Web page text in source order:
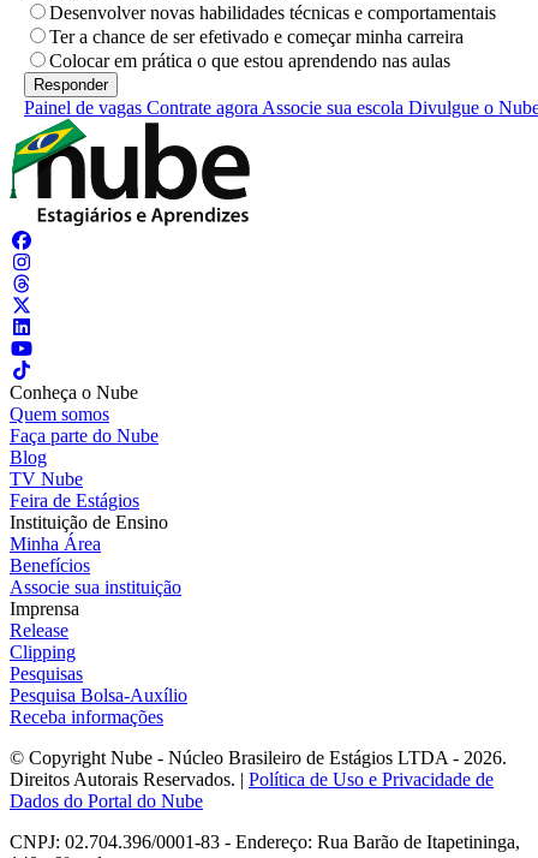
Desenvolver novas habilidades técnicas e comportamentais
Ter a chance de ser efetivado e começar minha carreira
Colocar em prática o que estou aprendendo nas aulas
Painel de vagas Contrate agora Associe sua escola Divulgue o
Conheça o Nube
Quem somos
Faça parte do Nube
Blog
TV Nube
Feira de Estágios
Instituição de Ensino
Minha Área
Benefícios
Associe sua instituição
Imprensa
Release
Clipping
Pesquisas
Pesquisa Bolsa-Auxílio
Receba informações
© Copyright Nube - Núcleo Brasileiro de Estágios LTDA - 2026.
Direitos Autorais Reservados. | Política de Uso e Privacidade de
Dados do Portal do Nube
CNPJ: 02.704.396/0001-83 - Endereço: Rua Barão de Itapetininga,